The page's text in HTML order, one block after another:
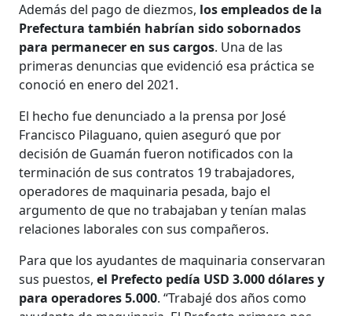
Además del pago de diezmos, los empleados de la
Prefectura también habrían sido sobornados
para permanecer en sus cargos. Una de las
primeras denuncias que evidenció esa práctica se
conoció en enero del 2021.
El hecho fue denunciado a la prensa por José
Francisco Pilaguano, quien aseguró que por
decisión de Guamán fueron notificados con la
terminación de sus contratos 19 trabajadores,
operadores de maquinaria pesada, bajo el
argumento de que no trabajaban y tenían malas
relaciones laborales con sus compañeros.
Para que los ayudantes de maquinaria conservaran
sus puestos,el Prefecto pedía USD 3.000 dólares y
para operadores 5.000. “Trabajé dos años como